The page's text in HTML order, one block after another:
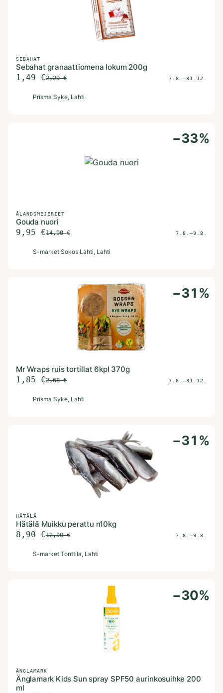
SEBAHAT
Sebahat granaattiomena lokum 200g
1,49 €2,29€ 7.8.–31.12.
Prisma Syke, Lahti
−33%
ÅLANDSMEJERIET
Gouda nuori
9,95 €14,90€ 7.8.–9.8.
S-market Sokos Lahti, Lahti
−31 %
Mr Wraps ruis tortillat 6kpl 370g
1,85 €2,68€ 7.8.–31.12.
Prisma Syke, Lahti
−31 %
HÄTÄLÄ
Hätälä Muikku perattu n10kg
8,90 €12,90€ 7.8.–9.8.
S-market Tonttila, Lahti
−30%
ÄNGLAMARK
Änglamark Kids Sun spray SPF50 aurinkosuihke 200
ml